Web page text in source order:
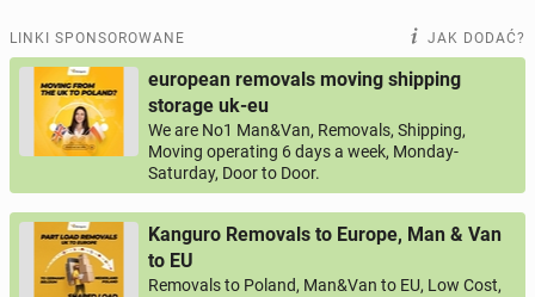
LINKI SPONSOROWANE JAK DODAĆ?
european removals moving shipping
storage uk-eu
We are No1 Man&Van, Removals, Shipping,
Moving operating 6 days a week, Monday-
Saturday, Door to Door.
Kanguro Removals to Europe, Man & Van
to EU
Removals to Poland, Man&Van to EU, Low Cost,